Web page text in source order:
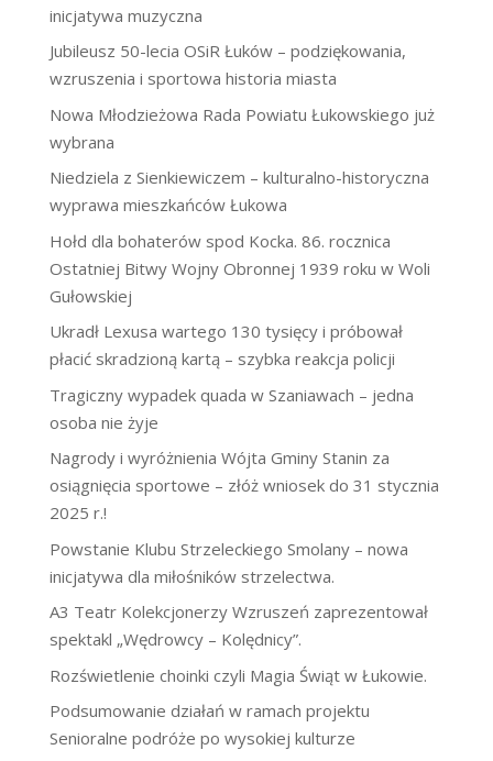
inicjatywa muzyczna
Jubileusz 50-lecia OSiR Łuków – podziękowania,
wzruszenia i sportowa historia miasta
Nowa Młodzieżowa Rada Powiatu Łukowskiego już
wybrana
Niedziela z Sienkiewiczem – kulturalno-historyczna
wyprawa mieszkańców Łukowa
Hołd dla bohaterów spod Kocka. 86. rocznica
Ostatniej Bitwy Wojny Obronnej 1939 roku w Woli
Gułowskiej
Ukradł Lexusa wartego 130 tysięcy i próbował
płacić skradzioną kartą – szybka reakcja policji
Tragiczny wypadek quada w Szaniawach – jedna
osoba nie żyje
Nagrody i wyróżnienia Wójta Gminy Stanin za
osiągnięcia sportowe – złóż wniosek do 31 stycznia
2025 r.!
Powstanie Klubu Strzeleckiego Smolany – nowa
inicjatywa dla miłośników strzelectwa.
A3 Teatr Kolekcjonerzy Wzruszeń zaprezentował
spektakl „Wędrowcy – Kolędnicy”.
Rozświetlenie choinki czyli Magia Świąt w Łukowie.
Podsumowanie działań w ramach projektu
Senioralne podróże po wysokiej kulturze